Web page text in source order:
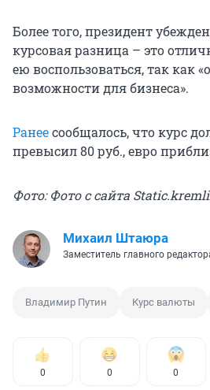
Более того, президент
курсовая разница – это
ею воспользоваться, так как
возможности для бизнеса».
Ранеесообщалось, что курс
превысил 80 руб., евро
Фото: Фото с сайта
Михаил Штаюра
Заместитель главного
Владимир Путин Курс валюты
0 0 0